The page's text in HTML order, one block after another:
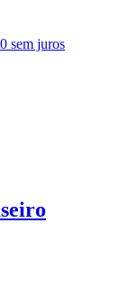
sem juros